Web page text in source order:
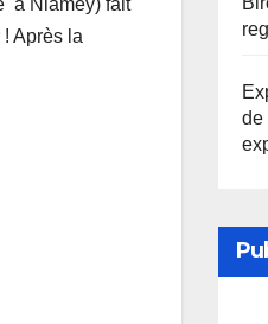
à Niamey) fait
Après la
de